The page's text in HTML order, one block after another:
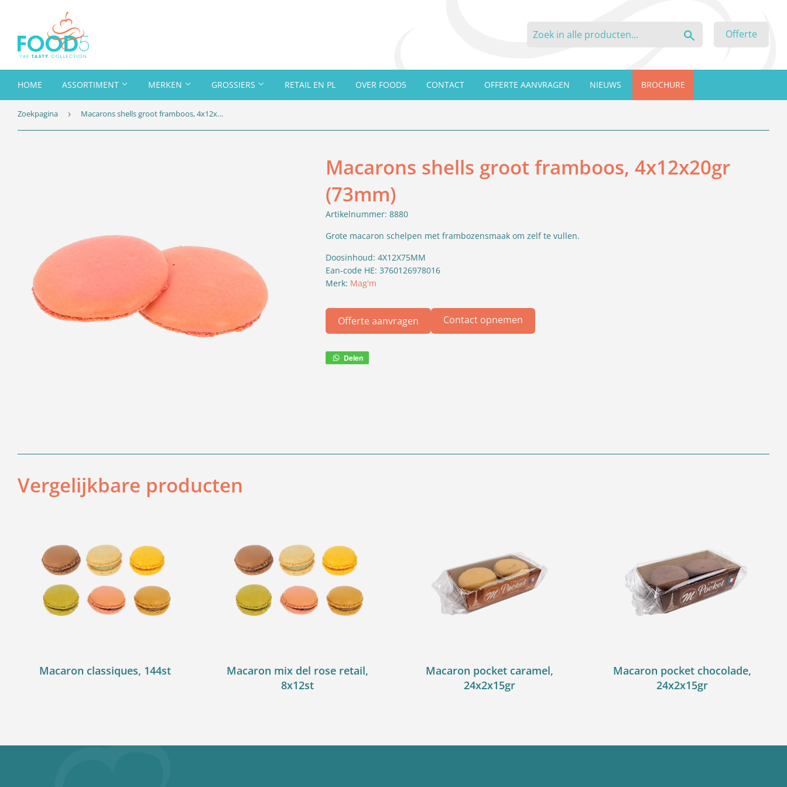
Offerte
HOME ASSORTIMENT MERKEN GROSSIERS RETAIL EN PL OVER FOOD5 CONTACT OFFERTE AANVRAGEN NIEUWS BROCHURE
Zoekpagina › Macarons shells groot framboos, 4x12x20gr (73mm)
Macarons shells groot framboos, 4x12x20gr
(73mm)
Artikelnummer: 8880
Grote macaron schelpen met frambozensmaak om zelf te vullen.
Doosinhoud: 4X12X75MM
Ean-code HE: 3760126978016
Merk: Mag'm
Offerte aanvragen Contact opnemen
Delen
Vergelijkbare producten
Macaron classiques, 144st
Macaron mix del rose retail,
8x12st
Macaron pocket caramel,
24x2x15gr
Macaron pocket chocolade,
24x2x15gr